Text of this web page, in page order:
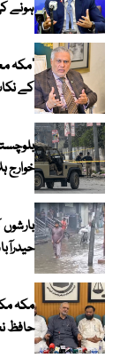
ہونے
‘مکہ
کے
خوارج
حیدرآباد میں
مکہ
حافظ